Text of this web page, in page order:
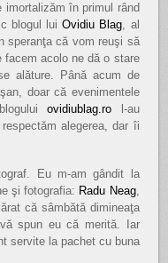
imortalizăm în primul rând
blogul luiOvidiu Blag, al
speranţa că vom reuşi să
facem acolo ne dă o stare
alăture. Până acum de
doar că evenimentele
ovidiublag.ro l-au
alegerea, dar îi
Eu m-am gândit la
şi fotografia: Radu Neag,
că sâmbătă dimineaţa
spun eu că merită. Iar
servite la pachet cu buna